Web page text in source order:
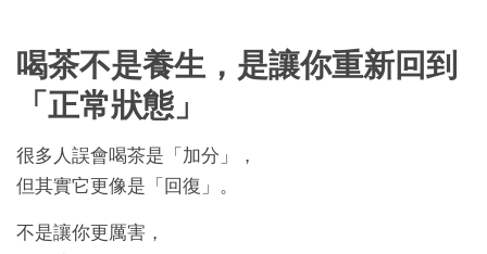
喝茶不是養生，是讓你重新回到
「正常狀態」
很多人誤會喝茶是「加分」，
但其實它更像是「回復」。
不是讓你更厲害，